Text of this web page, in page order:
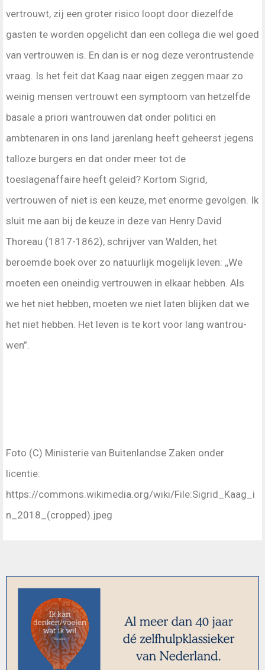
vertrouwt, zij een groter risico loopt door diezelfde
gasten te worden opgelicht dan een collega die wel goed
van vertrouwen is. En dan is er nog deze verontrustende
vraag. Is het feit dat Kaag naar eigen zeggen maar zo
weinig mensen vertrouwt een symptoom van hetzelfde
basale a priori wantrouwen dat onder politici en
ambtenaren in ons land jarenlang heeft geheerst jegens
talloze burgers en dat onder meer tot de
toeslagenaffaire heeft geleid? Kortom Sigrid,
vertrouwen of niet is een keuze, met enorme gevolgen. Ik
sluit me aan bij de keuze in deze van Henry David
Thoreau (1817-1862), schrijver van Walden, het
beroemde boek over zo natuurlijk mogelijk leven: ,,We
moeten een oneindig vertrouwen in elkaar hebben. Als
we het niet hebben, moeten we niet laten blijken dat we
het niet hebben. Het leven is te kort voor lang wantrou­
wen”.
Foto (C) Ministerie van Buitenlandse Zaken onder
licentie:
https://commons.wikimedia.org/wiki/File:Sigrid_Kaag_i
n_2018_(cropped).jpeg